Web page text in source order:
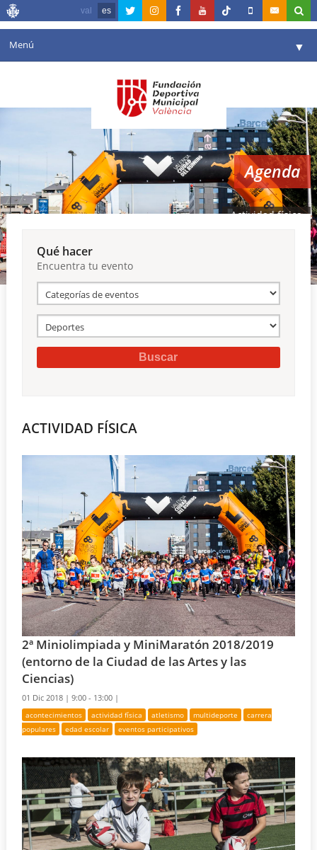
val es
Menú ▼
Agenda
▼
Comunicación ▼
Valencia en deporte ▼
Reservas
Agenda
Actividad física
Qué hacer
Encuentra tu evento
ACTIVIDAD FÍSICA
2ª Miniolimpiada y MiniMaratón 2018/2019
(entorno de la Ciudad de las Artes y las
Ciencias)
01 Dic 2018 |9:00 - 13:00 |
acontecimientos actividad física atletismo multideporte
carrera
populares
edad escolar eventos participativos